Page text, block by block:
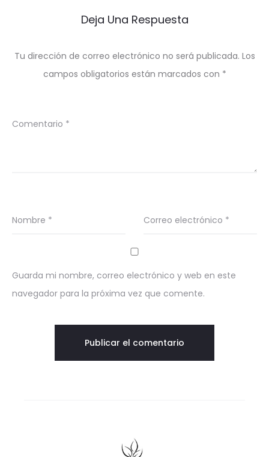
Deja Una Respuesta
Tu dirección de correo electrónico no será publicada. Los
campos obligatorios están marcados con *
Comentario *
Nombre * Correo electrónico *
Guarda mi nombre, correo electrónico y web en este
navegador para la próxima vez que comente.